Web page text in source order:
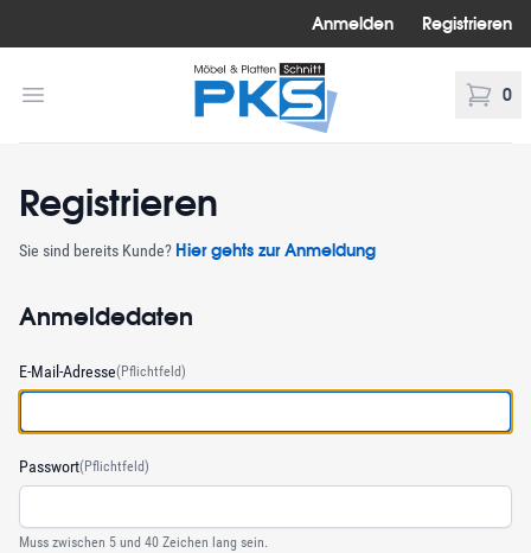
Anmelden Registrieren
Menü öffnen
PKS Möbel Platten Schnitt
0
Registrieren
Sie sind bereits Kunde? Hier gehts zur Anmeldung
Anmeldedaten
E-Mail-Adresse(Pflichtfeld)
Passwort(Pflichtfeld)
Muss zwischen 5 und 40 Zeichen lang sein.